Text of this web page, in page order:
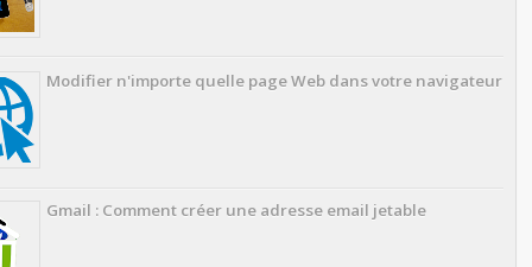
Modifier n'importe quelle page Web dans votre navigateur
Gmail : Comment créer une adresse email jetable